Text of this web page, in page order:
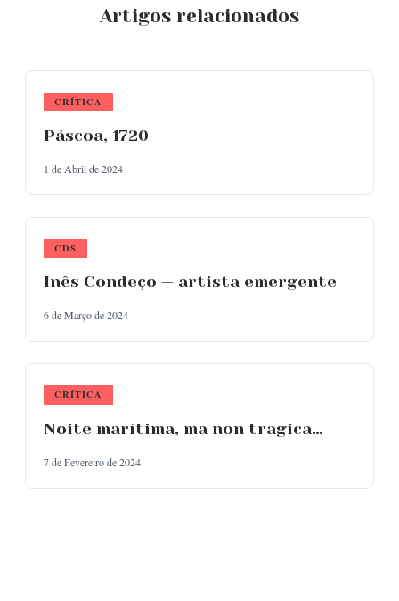
Artigos relacionados
CRÍTICA
Páscoa, 1720
1 de Abril de 2024
CDS
Inês Condeço — artista emergente
6 de Março de 2024
CRÍTICA
Noite marítima, ma non tragica…
7 de Fevereiro de 2024